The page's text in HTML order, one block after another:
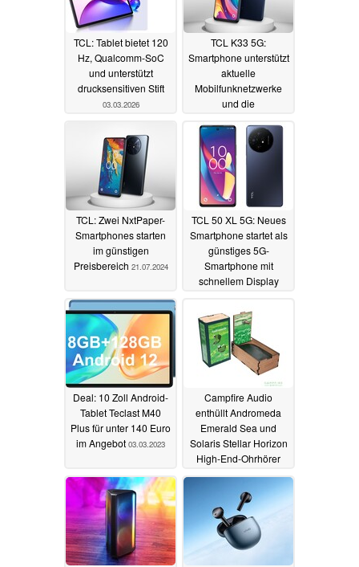
TCL: Tablet bietet 120
Hz, Qualcomm-SoC
und unterstützt
drucksensitiven Stift
03.03.2026
TCL K33 5G:
Smartphone unterstützt
aktuelle
Mobilfunknetzwerke
und die
12.08.2025
TCL: Zwei NxtPaper-
Smartphones starten
im günstigen
Preisbereich 21.07.2024
TCL 50 XL 5G: Neues
Smartphone startet als
günstiges 5G-
Smartphone mit
schnellem Display
Deal: 10 Zoll Android-
Tablet Teclast M40
Plus für unter 140 Euro
im Angebot 03.03.2023
Campfire Audio
enthüllt Andromeda
Emerald Sea und
Solaris Stellar Horizon
High-End-Ohrhörer
02.03.2023